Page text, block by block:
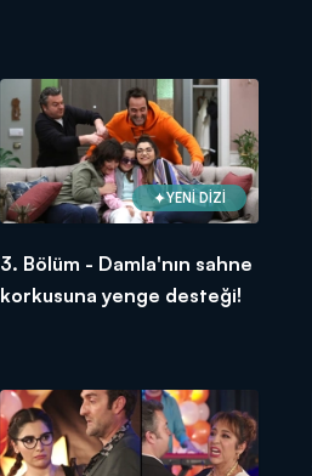
YENİ DİZİ
3. Bölüm - Damla'nın sahne
korkusuna yenge desteği!